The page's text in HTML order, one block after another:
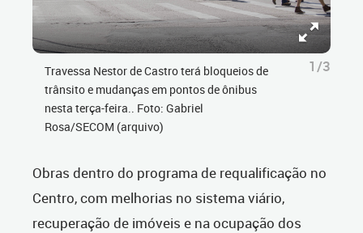
Travessa Nestor de Castro terá bloqueios de
trânsito e mudanças em pontos de ônibus
nesta terça-feira.. Foto: Gabriel
Rosa/SECOM (arquivo)
1/3
Obras dentro do programa de requalificação no
Centro, com melhorias no sistema viário,
recuperação de imóveis e na ocupação dos